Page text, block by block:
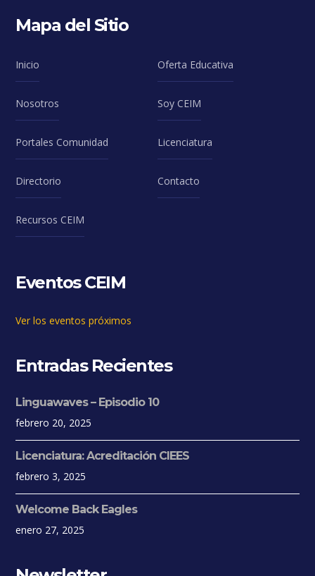
Mapa del Sitio
Inicio Oferta Educativa
Nosotros Soy CEIM
Portales Comunidad Licenciatura
Directorio Contacto
Recursos CEIM
Eventos CEIM
Ver los eventos próximos
Entradas Recientes
Linguawaves – Episodio 10
febrero 20, 2025
Licenciatura: Acreditación CIEES
febrero 3, 2025
Welcome Back Eagles
enero 27, 2025